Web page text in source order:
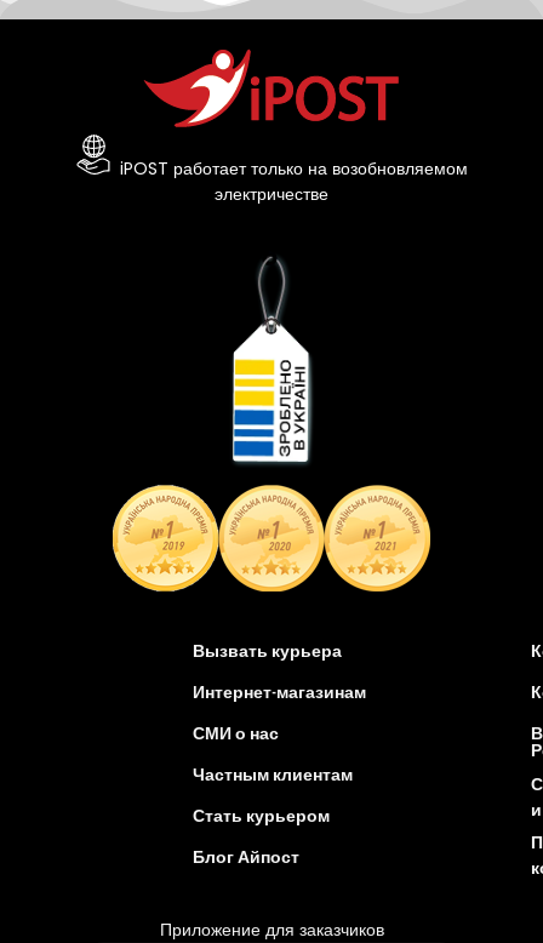
iPOST работает только на возобновляемом
электричестве
Вызвать курьера
Интернет-магазинам
СМИ о нас
Частным клиентам
Стать курьером
Блог Айпост
Приложение для заказчиков